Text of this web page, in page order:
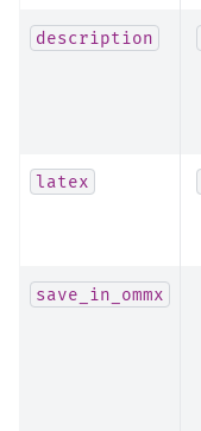
description
latex
save_in_ommx